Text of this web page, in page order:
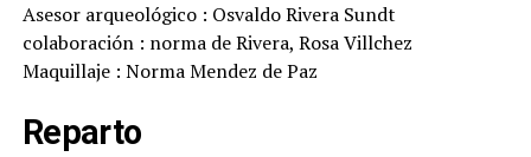
Asesor arqueológico : Osvaldo Rivera Sundt
colaboración : norma de Rivera, Rosa Villchez
Maquillaje : Norma Mendez de Paz
Reparto